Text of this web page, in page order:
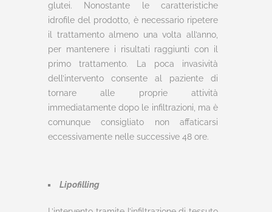
glutei. Nonostante le caratteristiche
idrofile del prodotto, è necessario ripetere
il trattamento almeno una volta all’anno,
per mantenere i risultati raggiunti con il
primo trattamento. La poca invasività
dell’intervento consente al paziente di
tornare alle proprie attività
immediatamente dopo le infiltrazioni, ma è
comunque consigliato non affaticarsi
eccessivamente nelle successive 48 ore.
Lipofilling